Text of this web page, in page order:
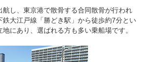
し、東京港で散骨する合同散骨が行われ
鉄大江戸線「勝どき駅」から徒歩約7分とい
にあり、選ばれる方も多い乗船場です。
会社概要